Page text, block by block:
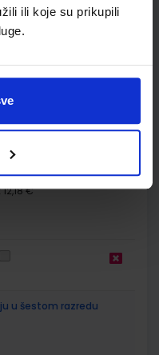
ili koje su prikupili
digitalnim
broj ministarstva:
12,18 €
u šestom razredu